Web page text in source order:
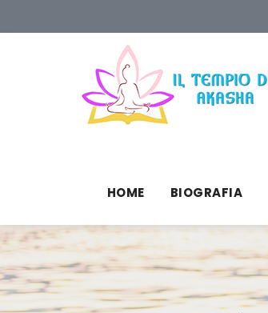
HOME BIOGRAFIA